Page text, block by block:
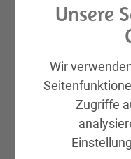
St. Peter in der Au
Rund ums Kind
Unsere
Wir
Zugriffe